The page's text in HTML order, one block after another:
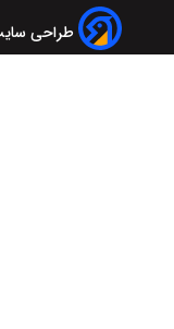
طراحی